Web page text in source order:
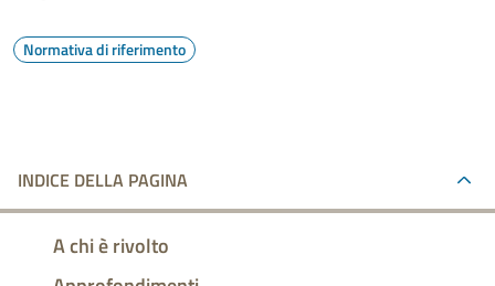
Normativa di riferimento
INDICE DELLA PAGINA
A chi è rivolto